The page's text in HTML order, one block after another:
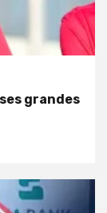
grandes